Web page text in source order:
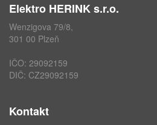
Elektro HERINK s.r.o.
Wenzigova 79/8,
301 00 Plzeň
IČO: 29092159
DIČ: CZ29092159
Kontakt